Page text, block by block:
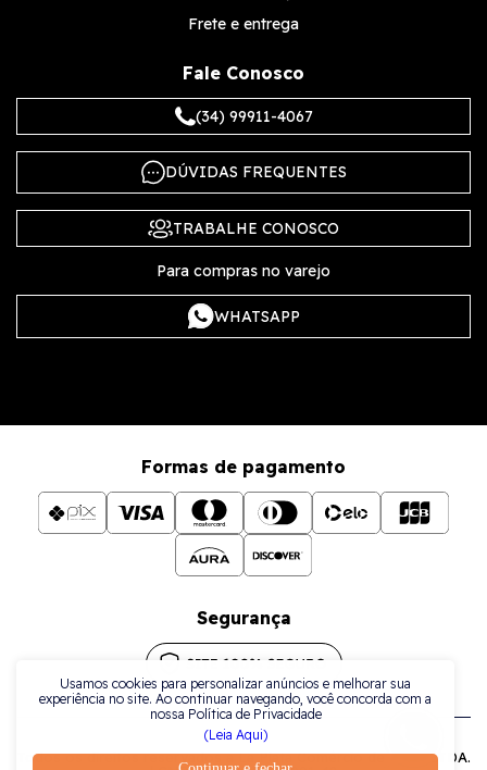
Usamos cookies para personalizar anúncios e melhorar sua
experiência no site. Ao continuar navegando, você concorda com a
nossa Política de Privacidade
(Leia Aqui)
Frete e entrega
Fale Conosco
(34) 99911-4067
DÚVIDAS FREQUENTES
TRABALHE CONOSCO
Para compras no varejo
WHATSAPP
Formas de pagamento
Segurança
Todos os direitos reservados a La Plata Comércio de Joias LTDA.